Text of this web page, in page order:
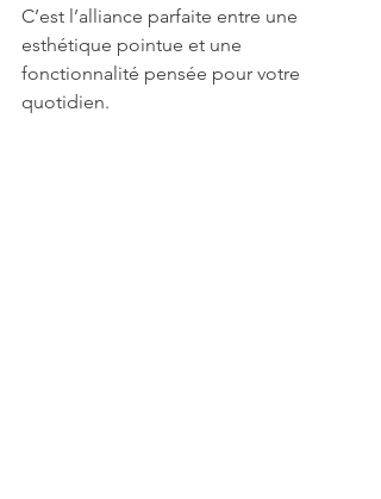
C’est l’alliance parfaite entre une
esthétique pointue et une
fonctionnalité pensée pour votre
quotidien.